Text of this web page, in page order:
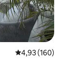
4,93 de uma
4,93 (160)